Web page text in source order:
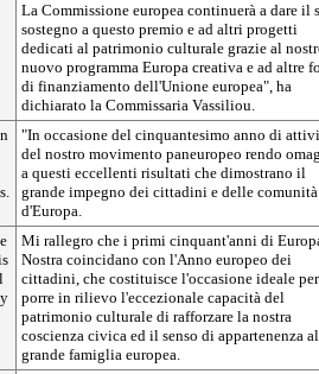
La Commissione europea continuerà a dare il
sostegno a questo premio e ad altri progetti
dedicati al patrimonio culturale grazie al
nuovo programma Europa creativa e ad altre
di finanziamento dell'Unione europea", ha
dichiarato la Commissaria Vassiliou.
"In occasione del cinquantesimo anno di
del nostro movimento paneuropeo rendo
a questi eccellenti risultati che dimostrano il
grande impegno dei cittadini e delle comunità
d'Europa.
Mi rallegro che i primi cinquant'anni di
Nostra coincidano con l'Anno europeo dei
cittadini, che costituisce l'occasione ideale per
porre in rilievo l'eccezionale capacità del
patrimonio culturale di rafforzare la nostra
coscienza civica ed il senso di appartenenza
grande famiglia europea.